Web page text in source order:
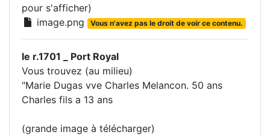
pour s'afficher)
image.png
Vous n'avez pas le droit de voir ce contenu.
le r.1701 _ Port Royal
Vous trouvez (au milieu)
"Marie Dugas vve Charles Melancon. 50 ans
Charles fils a 13 ans
(grande image à télécharger)